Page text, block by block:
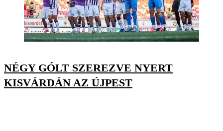
NÉGY GÓLT SZEREZVE NYERT
KISVÁRDÁN AZ ÚJPEST